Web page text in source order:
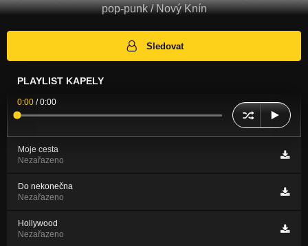
pop-punk / Nový Knín
Sledovat
PLAYLIST KAPELY
0:00 /0:00
Moje cesta
Nezařazeno
Do nekonečna
Nezařazeno
Hollywood
Nezařazeno